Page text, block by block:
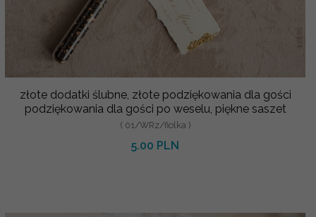
złote dodatki ślubne, złote podziękowania dla gości
podziękowania dla gości po weselu, piękne saszet
( 01/WRz/fiolka )
5.00 PLN